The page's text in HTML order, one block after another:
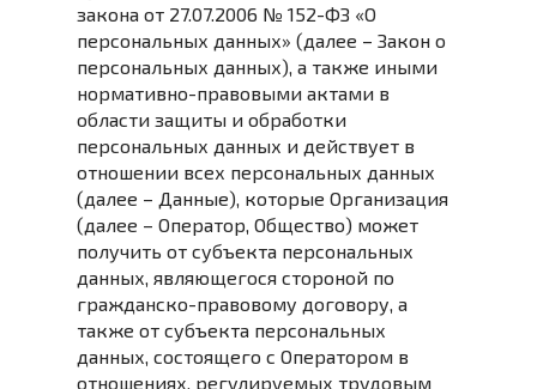
закона от 27.07.2006 № 152-ФЗ «О
персональных данных» (далее – Закон о
персональных данных), а также иными
нормативно-правовыми актами в
области защиты и обработки
персональных данных и действует в
отношении всех персональных данных
(далее – Данные), которые Организация
(далее – Оператор, Общество) может
получить от субъекта персональных
данных, являющегося стороной по
гражданско-правовому договору, а
также от субъекта персональных
данных, состоящего с Оператором в
отношениях, регулируемых трудовым